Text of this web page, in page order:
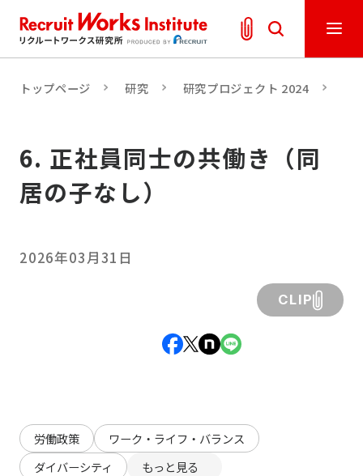
トップページ 研究 研究プロジェクト 2024
6. 正社員同士の共働き（同
居の子なし）
2026年03月31日
CLIP
労働政策
ワーク・ライフ・バランス
ダイバーシティ
もっと見る